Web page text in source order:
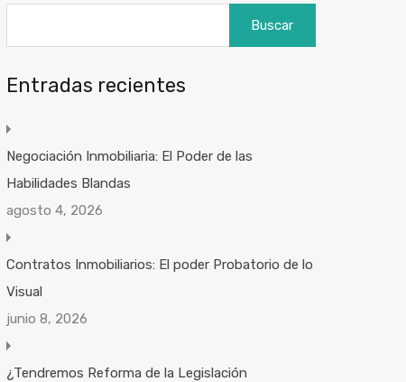
Entradas recientes
Negociación Inmobiliaria: El Poder de las
Habilidades Blandas
agosto 4, 2026
Contratos Inmobiliarios: El poder Probatorio de lo
Visual
junio 8, 2026
¿Tendremos Reforma de la Legislación